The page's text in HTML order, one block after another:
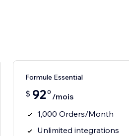
Formule Essential
$ 920 /mois
1,000 Orders/Month
Unlimited integrations